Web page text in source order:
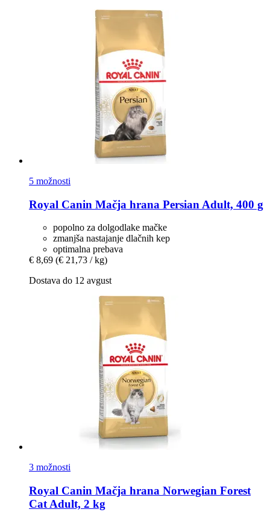
5 možnosti
Royal Canin Mačja hrana Persian Adult, 400 g
popolno za dolgodlake mačke
zmanjša nastajanje dlačnih kep
optimalna prebava
€ 8,69 (€ 21,73 / kg)
Dostava do 12 avgust
3 možnosti
Royal Canin Mačja hrana Norwegian Forest
Cat Adult, 2 kg